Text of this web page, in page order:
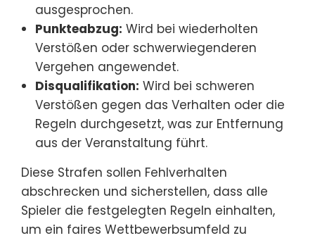
ausgesprochen.
Punkteabzug: Wird bei wiederholten
Verstößen oder schwerwiegenderen
Vergehen angewendet.
Disqualifikation: Wird bei schweren
Verstößen gegen das Verhalten oder die
Regeln durchgesetzt, was zur Entfernung
aus der Veranstaltung führt.
Diese Strafen sollen Fehlverhalten
abschrecken und sicherstellen, dass alle
Spieler die festgelegten Regeln einhalten,
um ein faires Wettbewerbsumfeld zu